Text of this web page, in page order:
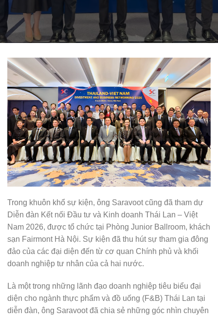
Trong khuôn khổ sự kiện, ông Saravoot cũng đã tham dự
Diễn đàn Kết nối Đầu tư và Kinh doanh Thái Lan – Việt
Nam 2026, được tổ chức tại Phòng Junior Ballroom, khách
sạn Fairmont Hà Nội. Sự kiện đã thu hút sự tham gia đông
đảo của các đại diện đến từ cơ quan Chính phủ và khối
doanh nghiệp tư nhân của cả hai nước.
Là một trong những lãnh đạo doanh nghiệp tiêu biểu đại
diện cho ngành thực phẩm và đồ uống (F&B) Thái Lan tại
diễn đàn, ông Saravoot đã chia sẻ những góc nhìn chuyên